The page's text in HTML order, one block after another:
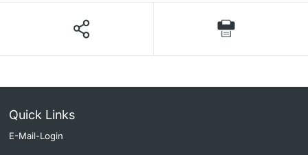
Quick Links
E-Mail-Login